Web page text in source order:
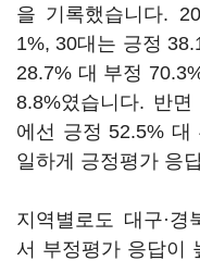
을 기록했습니다.
1%, 30대는 긍정
28.7% 대 부정
8.8%였습니다. 반
에선 긍정 52.5% 대
일하게 긍정평가 응
지역별로도 대구·경
서 부정평가 응답이